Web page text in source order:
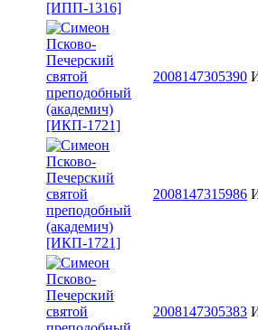
2008147305390
2008147315986
2008147305383